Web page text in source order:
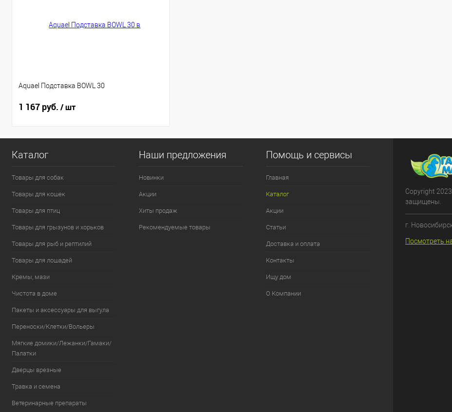
Aquael Подставка BOWL 30
1 167 руб. / шт
Каталог
Товары для собак
Товары для кошек
Товары для птиц
Товары для грызунов и хорьков
Товары для рыб и рептилий
Товары для лошадей
Кремы, мази
Чистота в доме
Пакеты и аксессуары для выгула
Переноски/Клетки/Вольеры
Мягкие домики/Лежанки/Гамаки/
Палатки
Дверцы врезные
Травка и семена
Ветеринарные препараты
Наши предложения
Новинки
Акции
Хиты продаж
Рекомендуемые товары
Помощь и сервисы
Главная
Каталог
Акции
Статьи
Доставка и оплата
Контакты
Ищу дом
О Компании
Copyright
защищены.
г.
Посмотреть